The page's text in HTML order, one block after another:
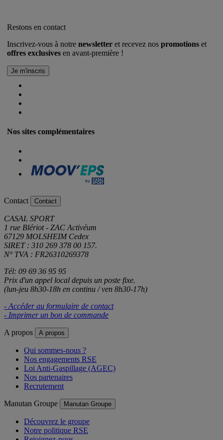
Restons en contact
Inscrivez-vous à notre newsletter et recevez nos promotions et
offres exclusives en avant-première !
Nos sites complémentaires
Contact Contact
CASAL SPORT
1 rue Blériot - ZAC Activéum
67129 MOLSHEIM Cedex
SIRET : 310 269 378 00 157.
N° TVA : FR26310269378
Tél: 09 69 36 95 95
Prix d'un appel local depuis un poste fixe.
(lun-jeu 8h30-18h en continu / ven 8h30-17h)
- Accéder au formulaire de contact
- Imprimer un bon de commande
A propos A propos
Qui sommes-nous ?
Nos engagements RSE
Loi Anti-Gaspillage (AGEC)
Nos partenaires
Recrutement
Manutan Groupe Manutan Groupe
Découvrez le groupe
Notre politique RSE